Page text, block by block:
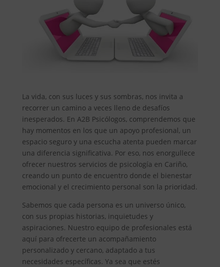
La vida, con sus luces y sus sombras, nos invita a
recorrer un camino a veces lleno de desafíos
inesperados. En A2B Psicólogos, comprendemos que
hay momentos en los que un apoyo profesional, un
espacio seguro y una escucha atenta pueden marcar
una diferencia significativa. Por eso, nos enorgullece
ofrecer nuestros servicios de psicología en Cariño,
creando un punto de encuentro donde el bienestar
emocional y el crecimiento personal son la prioridad.
Sabemos que cada persona es un universo único,
con sus propias historias, inquietudes y
aspiraciones. Nuestro equipo de profesionales está
aquí para ofrecerte un acompañamiento
personalizado y cercano, adaptado a tus
necesidades específicas. Ya sea que estés